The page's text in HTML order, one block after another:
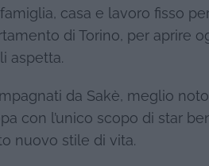
casa e lavoro fisso
di Torino, per aprire
aspetta.
da Sakè, meglio
con l’unico scopo di star
nuovo stile di vita.